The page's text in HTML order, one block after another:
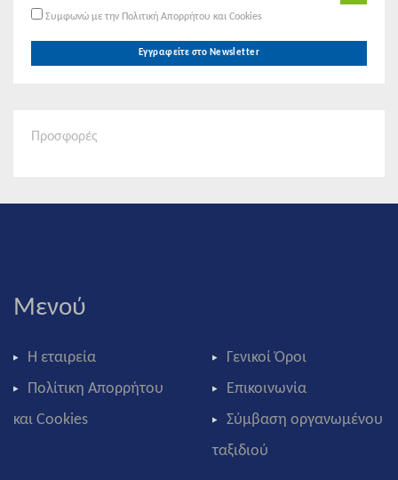
Συμφωνώ με την Πολιτική Απορρήτου και Cookies
Εγγραφείτε στο Newsletter
Προσφορές
Μενού
Η εταιρεία Γενικοί Όροι
Πολίτικη Απορρήτου
και Cookies
Επικοινωνία
Σύμβαση οργανωμένου
ταξιδιού